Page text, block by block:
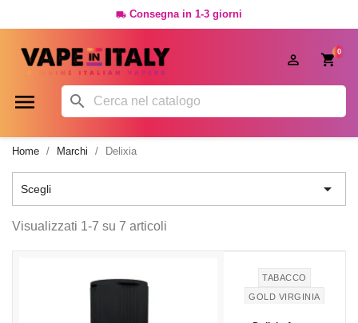
 Consegna in 1-3 giorni
0

 
Home Marchi Delixia
Scegli 
Visualizzati 1-7 su 7 articoli
TABACCO
GOLD VIRGINIA